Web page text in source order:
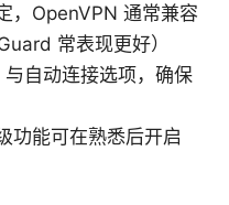
，OpenVPN 通常兼容
常表现更好）
自动连接选项，确保
功能可在熟悉后开启